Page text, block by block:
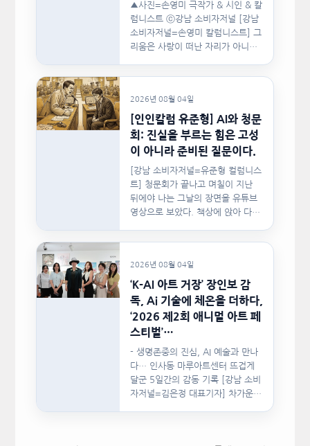
▲사진=손영미 극작가 & 시인 & 칼
럼니스트 ⓒ강남 소비자저널 [강남
소비자저널=손영미 칼럼니스트] 그
리움은 사랑이 떠난 자리가 아니라,
2026년 08월 04일
[인인칼럼 유준형] AI와 청문
회: 진실을 부르는 힘은 고성
이 아니라 준비된 질문이다.
[강남 소비자저널=유준형 컬럼니스
트] 청문회가 끝나고 며칠이 지난
뒤에야 나는 그날의 장면을 유튜브
영상으로 보았다. 책상에 앉아 다른
2026년 08월 04일
‘K-AI 아트 거장’ 장인보 감
독, Ai 기술에 체온을 더하다,
‘2026 제2회 애니멀 아트 페
스티벌’…
- 생명존중의 진심, AI 예술과 만나
다… 인사동 마루아트센터 뜨겁게
달군 5일간의 감동 기록 [강남 소비
자저널=김은정 대표기자] 차가운